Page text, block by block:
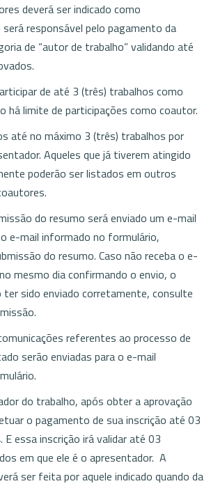
deverá ser indicado como
responsável pelo pagamento da
de “autor de trabalho” validando até
de até 3 (três) trabalhos como
há limite de participações como coautor.
até no máximo 3 (três) trabalhos por
Aqueles que já tiverem atingido
poderão ser listados em outros
do resumo será enviado um e-mail
e-mail informado no formulário,
do resumo. Caso não receba o e-
mesmo dia confirmando o envio, o
ter sido enviado corretamente, consulte
referentes ao processo de
serão enviadas para o e-mail
do trabalho, após obter a aprovação
o pagamento de sua inscrição até 03
E essa inscrição irá validar até 03
em que ele é o apresentador. A
ser feita por aquele indicado quando da